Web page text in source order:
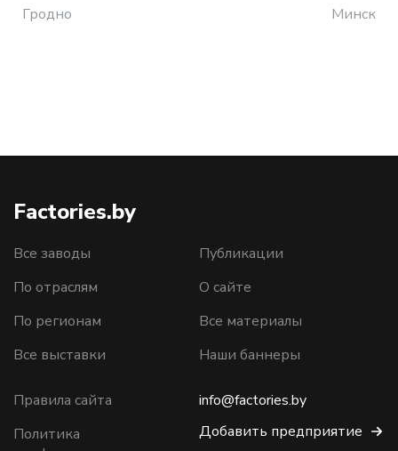
Гродно Минск
Factories.by
Все заводы
По отраслям
По регионам
Все выставки
Публикации
О сайте
Все материалы
Наши баннеры
Правила сайта
Политика
info@factories.by
Добавить предприятие